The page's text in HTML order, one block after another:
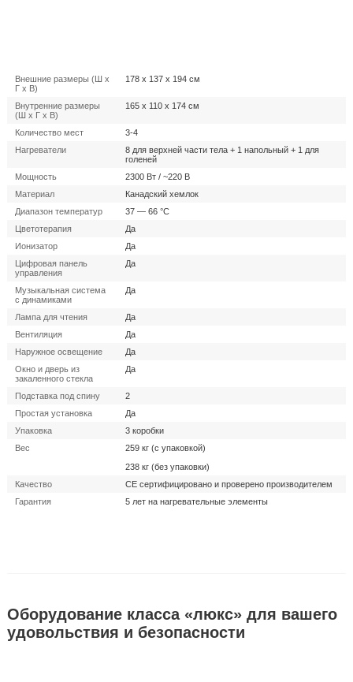
Внешние размеры (Ш x
Г x В)
178 x 137 x 194 см
Внутренние размеры
(Ш x Г x В)
165 x 110 x 174 см
Количество мест
3-4
Нагреватели
8 для верхней части тела + 1 напольный + 1 для
голеней
Мощность
2300 Вт / ~220 В
Материал
Канадский хемлок
Диапазон температур
37 — 66 °C
Цветотерапия
Да
Ионизатор
Да
Цифровая панель
управления
Да
Музыкальная система
с динамиками
Да
Лампа для чтения
Да
Вентиляция
Да
Наружное освещение
Да
Окно и дверь из
закаленного стекла
Да
Подставка под спину
2
Простая установка
Да
Упаковка
3 коробки
Вес
259 кг (с упаковкой)
238 кг (без упаковки)
Качество
CE сертифицировано и проверено производителем
Гарантия
5 лет на нагревательные элементы
Оборудование класса «люкс» для вашего
удовольствия и безопасности